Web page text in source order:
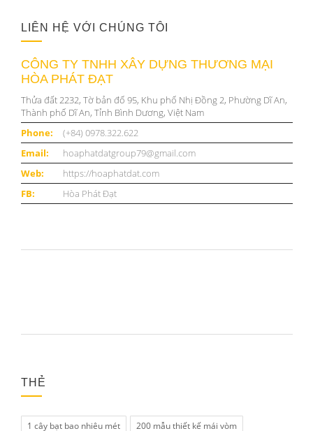
LIÊN HỆ VỚI CHÚNG TÔI
CÔNG TY TNHH XÂY DỰNG THƯƠNG MẠI
HÒA PHÁT ĐẠT
Thửa đất 2232, Tờ bản đố 95, Khu phố Nhị Đồng 2, Phường Dĩ An,
Thành phố Dĩ An, Tỉnh Bình Dương, Việt Nam
Phone:
(+84) 0978.322.622
Email:
hoaphatdatgroup79@gmail.com
Web:
https://hoaphatdat.com
FB:
Hòa Phát Đạt
THẺ
1 cây bạt bao nhiêu mét 200 mẫu thiết kế mái vòm